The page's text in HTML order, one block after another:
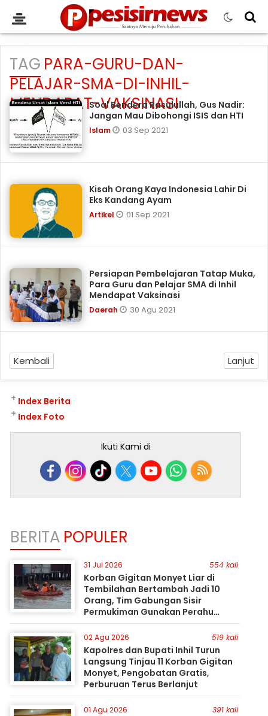
TAG PARA-GURU-DAN-
PELAJAR-SMA-DI-INHIL-
MENDAPAT-VAKSINASI
Soal Bendera Rasulullah, Gus Nadir:
Jangan Mau Dibohongi ISIS dan HTI
Islam 03 Sep 2021
Kisah Orang Kaya Indonesia Lahir Di
Eks Kandang Ayam
Artikel 01 Sep 2021
Persiapan Pembelajaran Tatap Muka,
Para Guru dan Pelajar SMA di Inhil
Mendapat Vaksinasi
Daerah 30 Agu 2021
Kembali Lanjut
Index Berita
+
Index Foto
+
Ikuti Kami di
BERITA POPULER
31 Jul 2026 554 kali
Korban Gigitan Monyet Liar di
Tembilahan Bertambah Jadi 10
Orang, Tim Gabungan Sisir
Permukiman Gunakan Perahu
Karet
02 Agu 2026 519 kali
Kapolres dan Bupati Inhil Turun
Langsung Tinjau 11 Korban Gigitan
Monyet, Pengobatan Gratis,
Perburuan Terus Berlanjut
01 Agu 2026 391 kali